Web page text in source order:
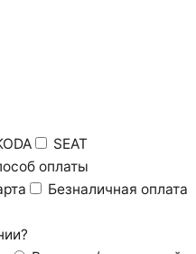
SEAT
оплаты
Безналичная оплата